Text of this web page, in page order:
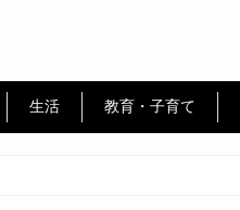
生活 教育・子育て